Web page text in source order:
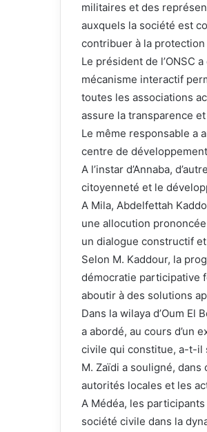
militaires et des
auxquels la société est
contribuer à la
Le président de l’ONSC
mécanisme interactif
toutes les associations
assure la transparence
Le même responsable a
centre de
A l’instar d’Annaba,
citoyenneté et le
A Mila, Abdelfettah
une allocution
un dialogue constructif
Selon M. Kaddour, la
démocratie participative
aboutir à des solutions
Dans la wilaya d’Oum El
a abordé, au cours d’un
civile qui constitue, a-t-il
M. Zaïdi a souligné, dans
autorités locales et les
A Médéa, les
société civile dans la